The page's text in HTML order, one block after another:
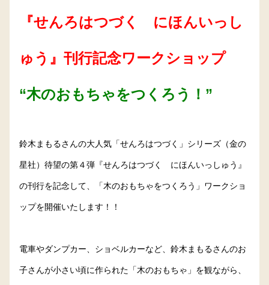
『せんろはつづく にほんいっし
ゅう』刊行記念ワークショップ
“木のおもちゃをつくろう！”
鈴木まもるさんの大人気「せんろはつづく」シリーズ（金の
星社）待望の第４弾『せんろはつづく にほんいっしゅう』
の刊行を記念して、「木のおもちゃをつくろう」ワークショ
ップを開催いたします！！
電車やダンプカー、ショベルカーなど、鈴木まもるさんのお
子さんが小さい頃に作られた「木のおもちゃ」を観ながら、